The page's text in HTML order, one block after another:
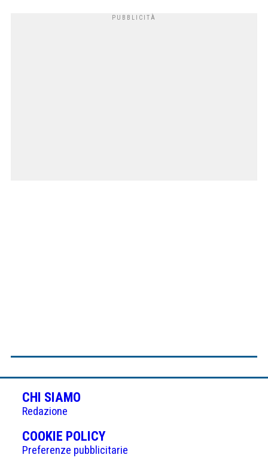
CHI SIAMO
Redazione
COOKIE POLICY(APRE
IN
Preferenze pubblicitarie